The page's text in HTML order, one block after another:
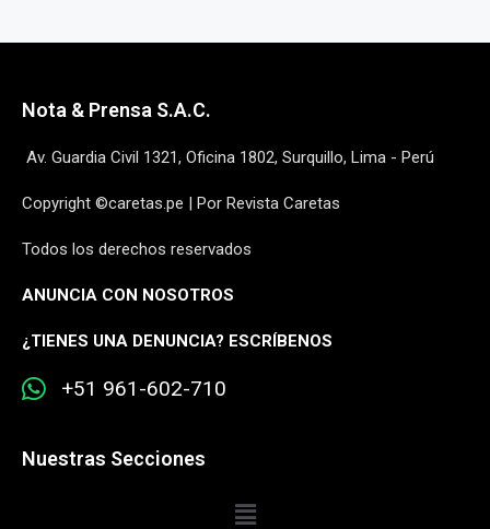
Nota & Prensa S.A.C.
Av. Guardia Civil 1321, Oficina 1802, Surquillo, Lima - Perú
Copyright ©caretas.pe | Por Revista Caretas
Todos los derechos reservados
ANUNCIA CON NOSOTROS
¿TIENES UNA DENUNCIA? ESCRÍBENOS
+51 961-602-710
Nuestras Secciones